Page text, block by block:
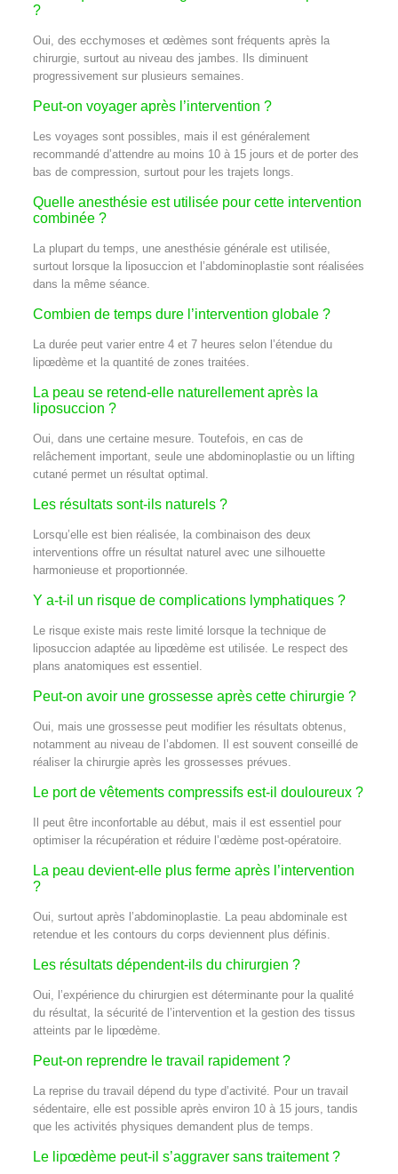
?
Oui, des ecchymoses et œdèmes sont fréquents après la
chirurgie, surtout au niveau des jambes. Ils diminuent
progressivement sur plusieurs semaines.
Peut-on voyager après l’intervention ?
Les voyages sont possibles, mais il est généralement
recommandé d’attendre au moins 10 à 15 jours et de porter des
bas de compression, surtout pour les trajets longs.
Quelle anesthésie est utilisée pour cette intervention
combinée ?
La plupart du temps, une anesthésie générale est utilisée,
surtout lorsque la liposuccion et l’abdominoplastie sont réalisées
dans la même séance.
Combien de temps dure l’intervention globale ?
La durée peut varier entre 4 et 7 heures selon l’étendue du
lipœdème et la quantité de zones traitées.
La peau se retend-elle naturellement après la
liposuccion ?
Oui, dans une certaine mesure. Toutefois, en cas de
relâchement important, seule une abdominoplastie ou un lifting
cutané permet un résultat optimal.
Les résultats sont-ils naturels ?
Lorsqu’elle est bien réalisée, la combinaison des deux
interventions offre un résultat naturel avec une silhouette
harmonieuse et proportionnée.
Y a-t-il un risque de complications lymphatiques ?
Le risque existe mais reste limité lorsque la technique de
liposuccion adaptée au lipœdème est utilisée. Le respect des
plans anatomiques est essentiel.
Peut-on avoir une grossesse après cette chirurgie ?
Oui, mais une grossesse peut modifier les résultats obtenus,
notamment au niveau de l’abdomen. Il est souvent conseillé de
réaliser la chirurgie après les grossesses prévues.
Le port de vêtements compressifs est-il douloureux ?
Il peut être inconfortable au début, mais il est essentiel pour
optimiser la récupération et réduire l’œdème post-opératoire.
La peau devient-elle plus ferme après l’intervention
?
Oui, surtout après l’abdominoplastie. La peau abdominale est
retendue et les contours du corps deviennent plus définis.
Les résultats dépendent-ils du chirurgien ?
Oui, l’expérience du chirurgien est déterminante pour la qualité
du résultat, la sécurité de l’intervention et la gestion des tissus
atteints par le lipœdème.
Peut-on reprendre le travail rapidement ?
La reprise du travail dépend du type d’activité. Pour un travail
sédentaire, elle est possible après environ 10 à 15 jours, tandis
que les activités physiques demandent plus de temps.
Le lipœdème peut-il s’aggraver sans traitement ?